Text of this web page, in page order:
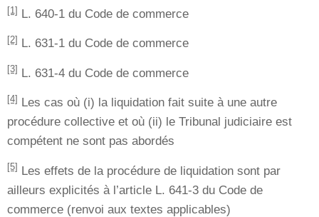
[1] L. 640-1 du Code de commerce
[2] L. 631-1 du Code de commerce
[3] L. 631-4 du Code de commerce
[4]
Les cas où (i) la liquidation fait suite à une autre
procédure collective et où (ii) le Tribunal judiciaire est
compétent ne sont pas abordés
[5] Les effets de la procédure de liquidation sont par
ailleurs explicités à l’article L. 641-3 du Code de
commerce (renvoi aux textes applicables)